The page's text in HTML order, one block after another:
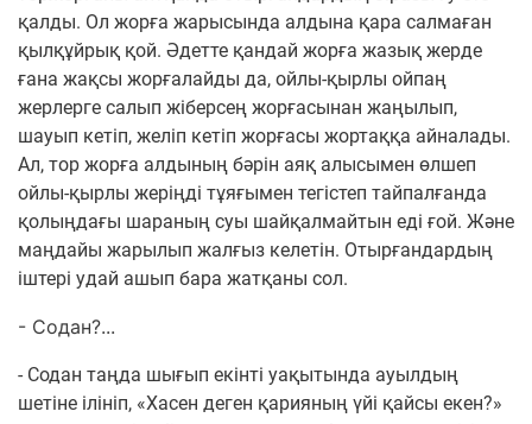
қалды. Ол жорға жарысында алдына қара салмаған
қылқұйрық қой. Әдетте қандай жорға жазық жерде
ғана жақсы жорғалайды да, ойлы-қырлы ойпаң
жерлерге салып жіберсең жорғасынан жаңылып,
шауып кетіп, желіп кетіп жорғасы жортаққа айналады.
Ал, тор жорға алдының бәрін аяқ алысымен өлшеп
ойлы-қырлы жеріңді тұяғымен тегістеп тайпалғанда
қолыңдағы шараның суы шайқалмайтын еді ғой. Және
маңдайы жарылып жалғыз келетін. Отырғандардың
іштері удай ашып бара жатқаны сол.
- Содан?...
- Содан таңда шығып екінті уақытында ауылдың
шетіне ілініп, «Хасен деген қарияның үйі қайсы екен?»